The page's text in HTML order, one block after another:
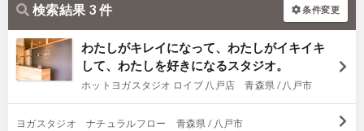
検索結果 3 件 条件変更
わたしがキレイになって、わたしがイキイキ
して、わたしを好きになるスタジオ。
ホットヨガスタジオ ロイブ 八戸店 青森県 / 八戸市
ヨガスタジオ ナチュラルフロー 青森県 / 八戸市